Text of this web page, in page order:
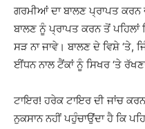
ਗਰਮੀਆਂ ਦਾ ਬਾਲਣ ਪ੍ਰਾਪਤ
ਬਾਲਣ ਨੂੰ ਪ੍ਰਾਪਤ ਕਰਨ ਤੋਂ
ਸੜ ਨਾ ਜਾਵੇ। ਬਾਲਣ ਦੇ ਵਿਸ਼ੇ
ਈਂਧਨ ਨਾਲ ਟੈਂਕਾਂ ਨੂੰ ਸਿਖਰ ‘ਤੇ
ਟਾਇਰ! ਹਰੇਕ ਟਾਇਰ ਦੀ ਜਾਂਚ
ਨੁਕਸਾਨ ਨਹੀਂ ਪਹੁੰਚਾਉਂਦਾ ਹੈ ਕਿ